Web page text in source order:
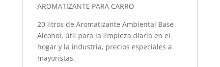
AROMATIZANTE PARA CARRO
20 litros de Aromatizante Ambiental Base
Alcohol, útil para la limpieza diaria en el
hogar y la industria, precios especiales a
mayoristas.